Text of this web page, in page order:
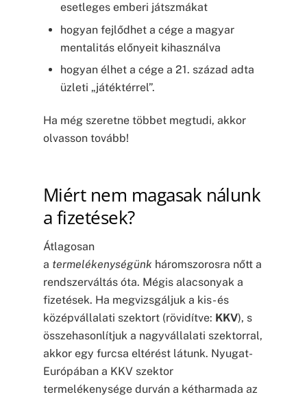
esetleges emberi játszmákat
hogyan fejlődhet a cége a magyar
mentalitás előnyeit kihasználva
hogyan élhet a cége a 21. század adta
üzleti „játéktérrel”.
Ha még szeretne többet megtudi, akkor
olvasson tovább!
Miért nem magasak nálunk
a fizetések?
Átlagosan
a termelékenységünk háromszorosra nőtt a
rendszerváltás óta. Mégis alacsonyak a
fizetések. Ha megvizsgáljuk a kis- és
középvállalati szektort (rövidítve: KKV), s
összehasonlítjuk a nagyvállalati szektorral,
akkor egy furcsa eltérést látunk. Nyugat-
Európában a KKV szektor
termelékenysége durván a kétharmada az